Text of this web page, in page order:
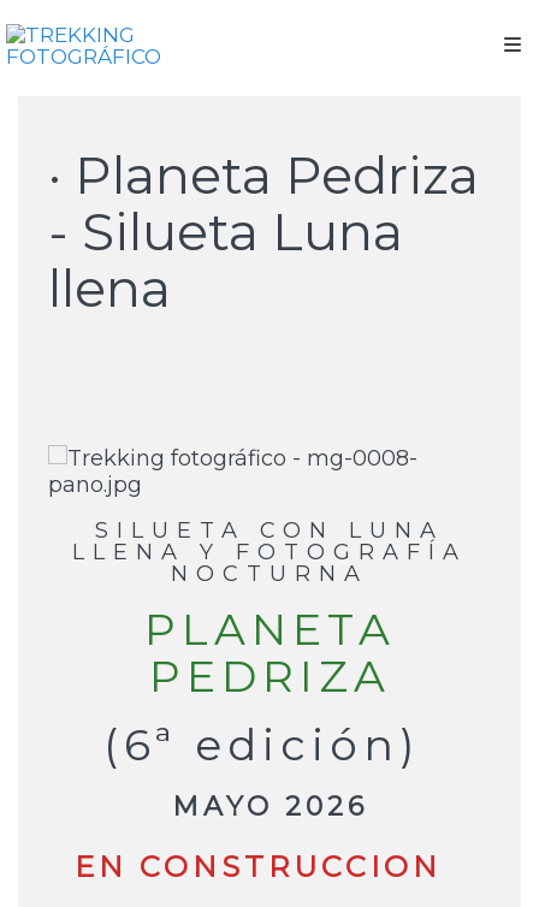
· Planeta Pedriza
- Silueta Luna
llena
SILUETA CON LUNA
LLENA Y FOTOGRAFÍA
NOCTURNA
PLANETA
PEDRIZA
(6ª edición)
MAYO 2026
EN CONSTRUCCION